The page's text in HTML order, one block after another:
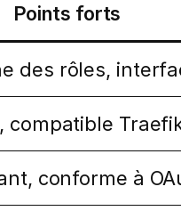
Points forts
des rôles,
compatible
conforme à